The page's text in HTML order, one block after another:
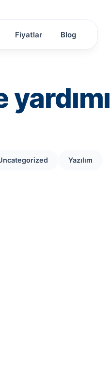
Fiyatlar Blog
Yazılım